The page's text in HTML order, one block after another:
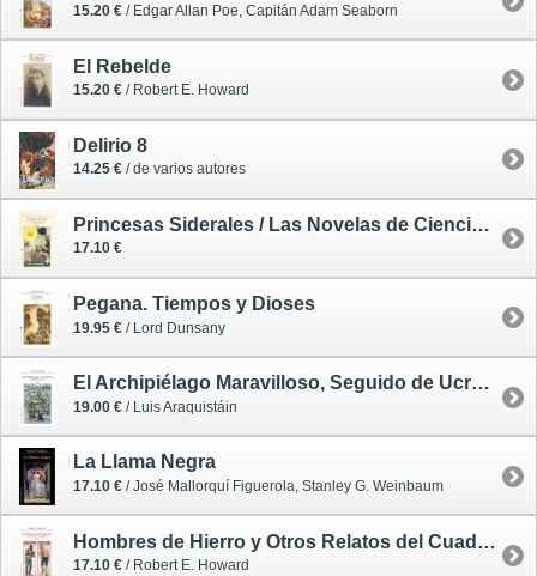
15.20 € / Edgar Allan Poe, Capitán Adam Seaborn
El Rebelde
15.20 € / Robert E. Howard
Delirio 8
14.25 € / de varios autores
Princesas Siderales / Las Novelas de Ciencia Ficción de Prensa Moderna 2
17.10 €
Pegana. Tiempos y Dioses
19.95 € / Lord Dunsany
El Archipiélago Maravilloso, Seguido de Ucronía
19.00 € / Luis Araquistáin
La Llama Negra
17.10 € / José Mallorquí Figuerola, Stanley G. Weinbaum
Hombres de Hierro y Otros Relatos del Cuadrilátero
17.10 € / Robert E. Howard